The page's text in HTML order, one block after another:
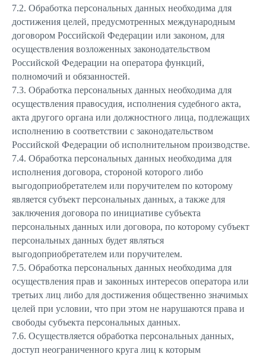
7.2. Обработка персональных данных необходима для
достижения целей, предусмотренных международным
договором Российской Федерации или законом, для
осуществления возложенных законодательством
Российской Федерации на оператора функций,
полномочий и обязанностей.
7.3. Обработка персональных данных необходима для
осуществления правосудия, исполнения судебного акта,
акта другого органа или должностного лица, подлежащих
исполнению в соответствии с законодательством
Российской Федерации об исполнительном производстве.
7.4. Обработка персональных данных необходима для
исполнения договора, стороной которого либо
выгодоприобретателем или поручителем по которому
является субъект персональных данных, а также для
заключения договора по инициативе субъекта
персональных данных или договора, по которому субъект
персональных данных будет являться
выгодоприобретателем или поручителем.
7.5. Обработка персональных данных необходима для
осуществления прав и законных интересов оператора или
третьих лиц либо для достижения общественно значимых
целей при условии, что при этом не нарушаются права и
свободы субъекта персональных данных.
7.6. Осуществляется обработка персональных данных,
доступ неограниченного круга лиц к которым